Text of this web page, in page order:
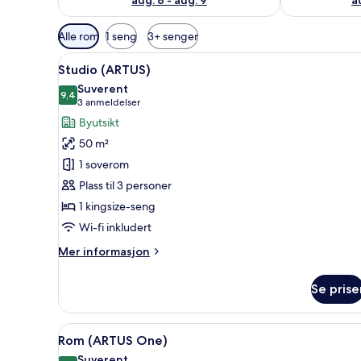
Tilgjengelige
filtre
for
rom
Alle rom 1 seng 3+ senger
Åpne
alle
bildene
av
Studio
(ARTUS)
6
Studio (ARTUS)
9,49,4 av 10
Suverent
3 anmeldelser
(3
anmeldelser)
Byutsikt
50 m²
1 soverom
Plass til 3 personer
1 kingsize-seng
Wi-fi inkludert
Mer informasjon
Mer
(ARTUS)
Se
Åpne
alle
Espressomaskin,
6
Rom (ARTUS One)